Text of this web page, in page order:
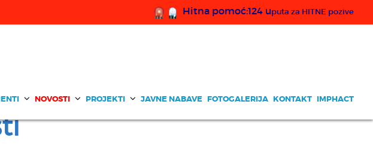
Hitna pomoć:124 uputa za HITNE pozive
NOVOSTI PROJEKTI JAVNE NABAVE FOTOGALERIJA KONTAKT IMPHACT